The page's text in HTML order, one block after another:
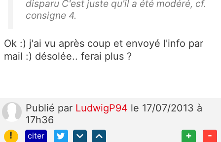
disparu C'est juste qu'il a été modéré, cf.
consigne 4.
Ok :) j'ai vu après coup et envoyé l'info par
mail :) désolée.. ferai plus ?
Publié par LudwigP94 le 17/07/2013 à
17h36
!
citer + -